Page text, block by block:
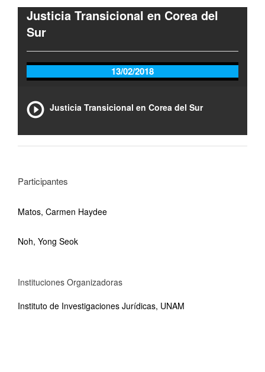
Justicia Transicional en Corea del
Sur
13/02/2018
Justicia Transicional en Corea del Sur
Participantes
Matos, Carmen Haydee
Noh, Yong Seok
Instituciones Organizadoras
Instituto de Investigaciones Jurídicas, UNAM